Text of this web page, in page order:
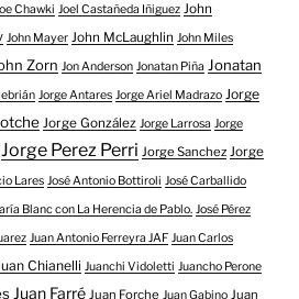
Chawki Joel Castañeda Iñiguez John
John Mayer John McLaughlin John Miles
Zorn Jon Anderson Jonatan Piña Jonatan
Jorge Antares Jorge Ariel Madrazo Jorge
Jorge González Jorge Larrosa Jorge
Jorge Perez Perri Jorge Sanchez Jorge
Lares José Antonio Bottiroli José Carballido
Blanc con La Herencia de Pablo. José Pérez
Juan Antonio Ferreyra JAF Juan Carlos
Chianelli Juanchi Vidoletti Juancho Perone
Juan Farré Juan Forche Juan Gabino Juan